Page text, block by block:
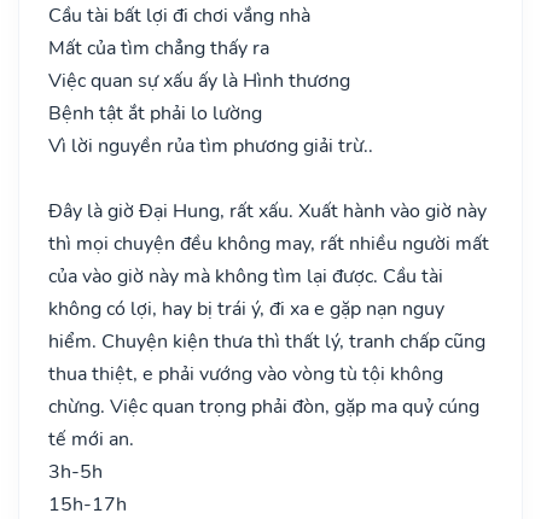
Cầu tài bất lợi đi chơi vắng nhà
Mất của tìm chẳng thấy ra
Việc quan sự xấu ấy là Hình thương
Bệnh tật ắt phải lo lường
Vì lời nguyền rủa tìm phương giải trừ..
Đây là giờ Đại Hung, rất xấu. Xuất hành vào giờ này
thì mọi chuyện đều không may, rất nhiều người mất
của vào giờ này mà không tìm lại được. Cầu tài
không có lợi, hay bị trái ý, đi xa e gặp nạn nguy
hiểm. Chuyện kiện thưa thì thất lý, tranh chấp cũng
thua thiệt, e phải vướng vào vòng tù tội không
chừng. Việc quan trọng phải đòn, gặp ma quỷ cúng
tế mới an.
3h-5h
15h-17h